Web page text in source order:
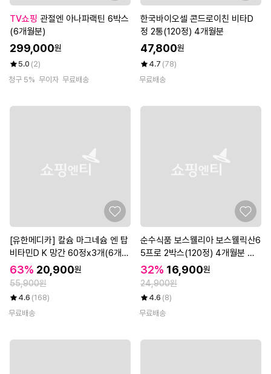
TV쇼핑
(6개월분)
299,000원
5.0 (2)
청구 5% 무이자 무료배송
한국바이오셀 콘드로이친 비타D
정 2통(120정) 4개월분
47,800원
4.7 (78)
무료배송
[유한메디카] 칼슘 마그네슘 엔 탑
비타민D K 망간 60정x3개(6개월
분)
63% 20,900원
55,900원
4.6 (168)
무료배송
순수식품 보스웰리아 보스웰릭산6
5프로 2박스(120정) 4개월분 콘
드로이친 초록입홍합 해조칼슘 마
그네슙 비타민디 아연
32% 16,900원
24,900원
4.6 (8)
무료배송